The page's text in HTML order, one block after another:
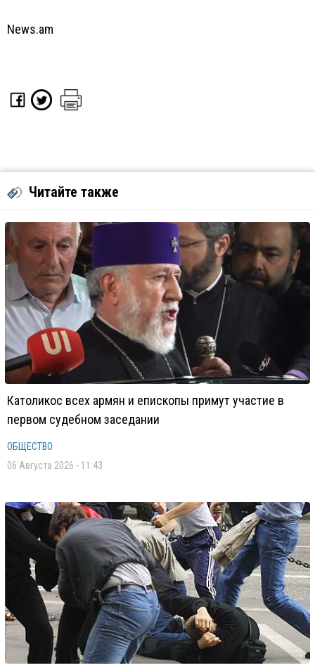
News.am
Читайте также
Католикос всех армян и епископы примут участие в
первом судебном заседании
ОБЩЕСТВО
06 Августа 2026 - 11:43